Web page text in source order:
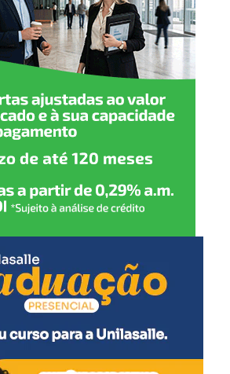
grandioso
de celebração do
e de nossa
deixar de lado
ajuda
mais
Agradecemos a
participaram
evento e
com suas